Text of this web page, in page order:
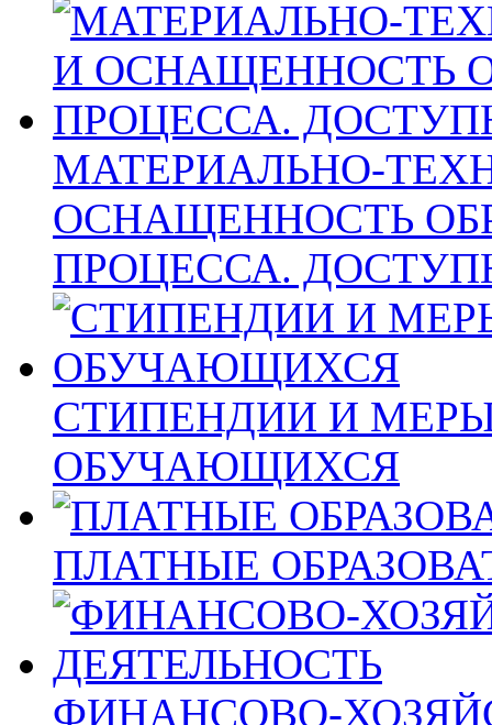
МАТЕРИАЛЬНО-
ОСНАЩЕННОСТЬ
ПРОЦЕССА.
СТИПЕНДИИ И
ОБУЧАЮЩИХСЯ
ПЛАТНЫЕ
ФИНАНСОВО-